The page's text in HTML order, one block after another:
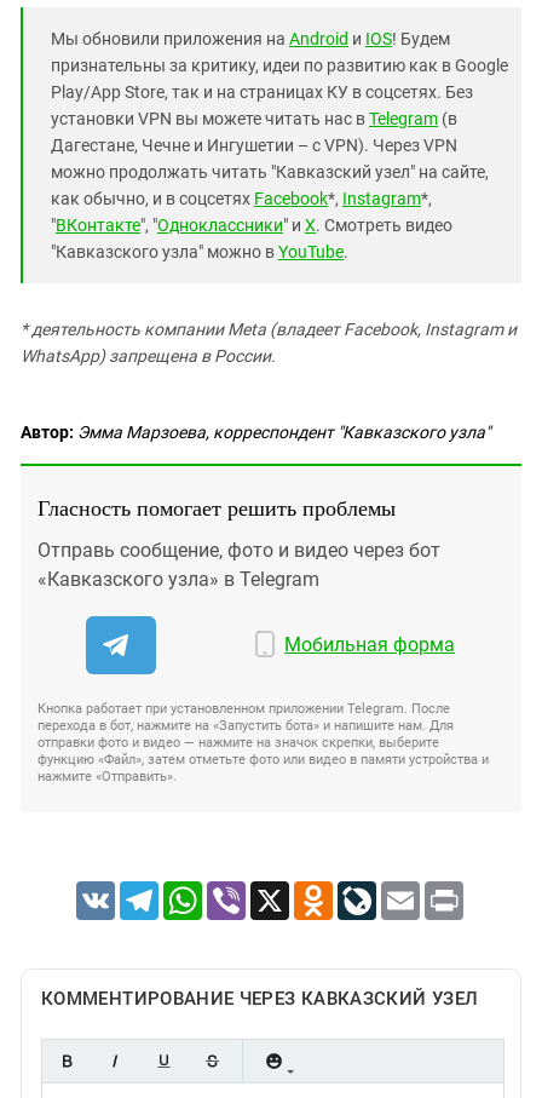
Мы обновили приложения на Android и IOS! Будем
признательны за критику, идеи по развитию как в Google
Play/App Store, так и на страницах КУ в соцсетях. Без
установки VPN вы можете читать нас вTelegram (в
Дагестане, Чечне и Ингушетии – с VPN). Через VPN
можно продолжать читать "Кавказский узел" на сайте,
как обычно, и в соцсетях Facebook*, Instagram*,
"ВКонтакте", "Одноклассники" и X. Смотреть видео
"Кавказского узла" можно вYouTube.
* деятельность компании Meta (владеет Facebook, Instagram и
WhatsApp) запрещена в России.
Автор: Эмма Марзоева, корреспондент "Кавказского узла"
Гласность помогает решить проблемы
Отправь сообщение, фото и видео через бот
«Кавказского узла» в Telegram
Мобильная форма
Кнопка работает при установленном приложении Telegram. После
перехода в бот, нажмите на «Запустить бота» и напишите нам. Для
отправки фото и видео — нажмите на значок скрепки, выберите
функцию «Файл», затем отметьте фото или видео в памяти устройства и
нажмите «Отправить».
VK TelegramWhatsApp
Viber X Odnoklassniki
LiveJournal
Email Print
КОММЕНТИРОВАНИЕ ЧЕРЕЗ КАВКАЗСКИЙ УЗЕЛ